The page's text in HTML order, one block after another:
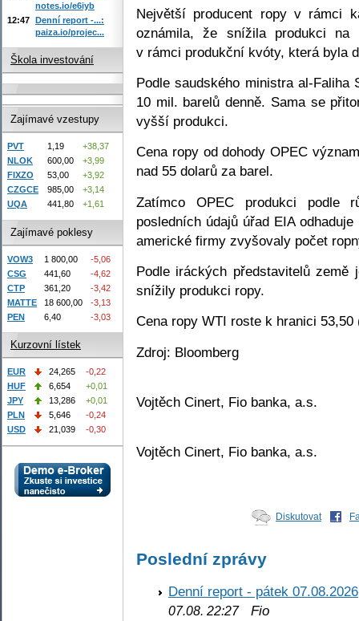
Největší producent ropy v rámci
oznámila, že snížila produkci
v rámci produkční kvóty, která byla
Podle saudského ministra al-
10 mil. barelů denně. Sama se
vyšší produkci.
Cena ropy od dohody OPEC
nad 55 dolarů za barel.
Zatímco OPEC produkci podle
posledních údajů úřad EIA
americké firmy zvyšovaly počet
Podle iráckých představitelů země
snížily produkci ropy.
Cena ropy WTI roste k hranici
Zdroj: Bloomberg
Vojtěch Cinert, Fio banka, a.s.
Vojtěch Cinert, Fio banka, a.s.
Diskutovat
Poslední zprávy
Denní report - pátek 07.08.2026
07.08. 22:27Fio
notes.io/e6iyb
12:47 Denní report -...:
paiza.io/projec...
Škola investování
Zajímavé vzestupy
PVT 1,19
+38,37
NLOK
600,00
+3,99
FIXZO
53,00
+3,92
CZGCE
985,00
+3,14
UQA
441,80 +1,61
Zajímavé poklesy
VOW3 1 800,00
-5,06
CSG
441,60
-4,62
CTP
361,20
-3,42
MATTE
18 600,00
-3,13
PEN
6,40 -3,03
Kurzovní lístek
EUR 24,265
-0,22
HUF
6,654
+0,01
JPY
13,286
+0,01
PLN
5,646
-0,24
USD
21,039 -0,30